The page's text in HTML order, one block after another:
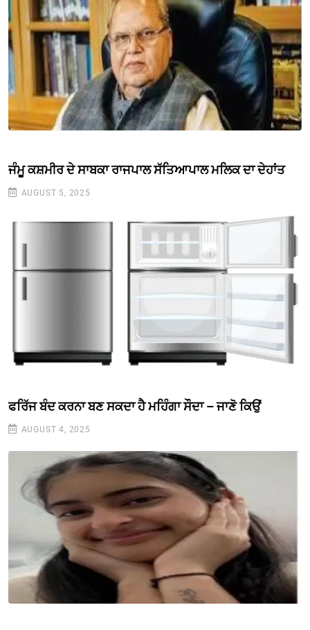
ਜੰਮੂ ਕਸ਼ਮੀਰ ਦੇ ਸਾਬਕਾ ਰਾਜਪਾਲ ਸੱਤਿਆਪਾਲ ਮਲਿਕ ਦਾ ਦੇਹਾਂਤ
AUGUST 5, 2025
ਫਰਿੱਜ ਬੰਦ ਕਰਨਾ ਬਣ ਸਕਦਾ ਹੈ ਮਹਿੰਗਾ ਸੌਦਾ – ਜਾਣੋ ਕਿਉਂ
AUGUST 4, 2025